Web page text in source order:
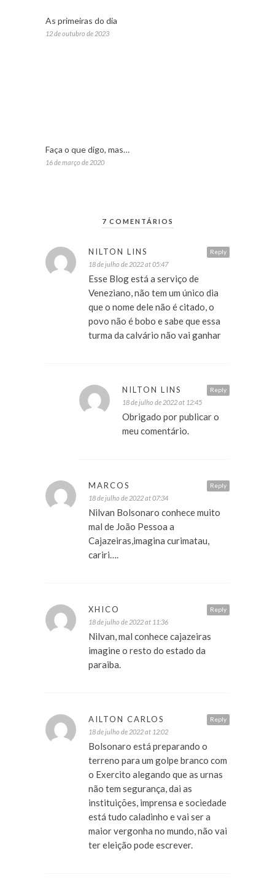
As primeiras do dia
12 de outubro de 2023
Faça o que digo, mas…
16 de março de 2020
7 COMENTÁRIOS
Reply
NILTON LINS
18 de julho de 2022 at 05:47
Esse Blog está a serviço de
Veneziano, não tem um único dia
que o nome dele não é citado, o
povo não é bobo e sabe que essa
turma da calvário não vai ganhar
Reply
NILTON LINS
18 de julho de 2022 at 12:45
Obrigado por publicar o
meu comentário.
Reply
MARCOS
18 de julho de 2022 at 07:34
Nilvan Bolsonaro conhece muito
mal de João Pessoa a
Cajazeiras,imagina curimatau,
cariri….
Reply
XHICO
18 de julho de 2022 at 11:36
Nilvan, mal conhece cajazeiras
imagine o resto do estado da
paraiba.
Reply
AILTON CARLOS
18 de julho de 2022 at 12:02
Bolsonaro está preparando o
terreno para um golpe branco com
o Exercito alegando que as urnas
não tem segurança, dai as
instituições, imprensa e sociedade
está tudo caladinho e vai ser a
maior vergonha no mundo, não vai
ter eleição pode escrever.